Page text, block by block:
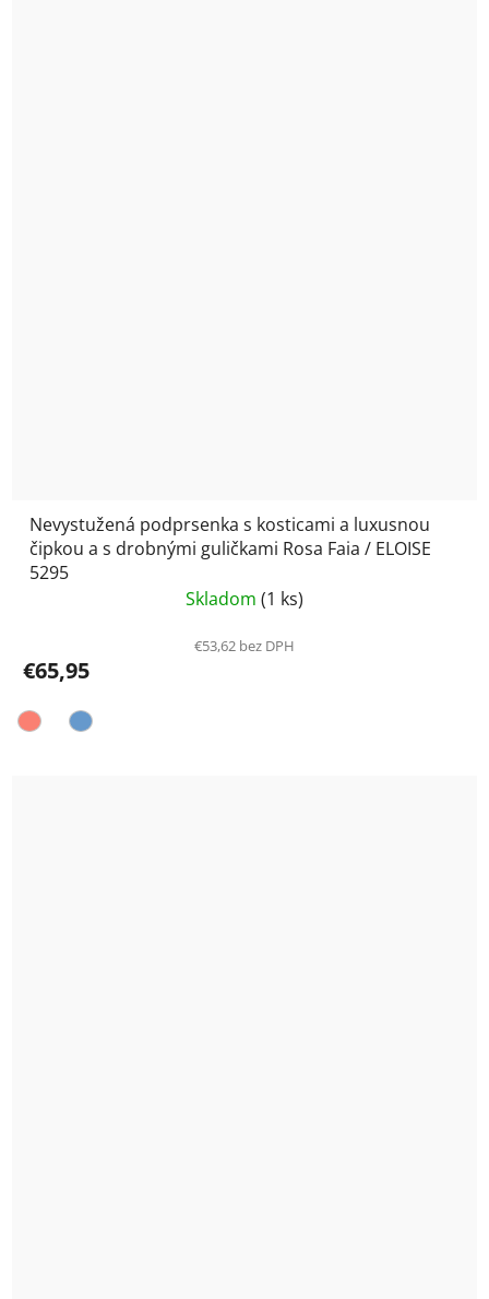
Nevystužená podprsenka s kosticami a luxusnou
čipkou a s drobnými guličkami Rosa Faia / ELOISE
5295
Skladom (1 ks)
€53,62 bez DPH
€65,95